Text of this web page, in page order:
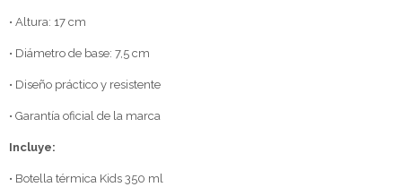
• Altura: 17 cm
• Diámetro de base: 7,5 cm
• Diseño práctico y resistente
• Garantía oficial de la marca
Incluye:
• Botella térmica Kids 350 ml